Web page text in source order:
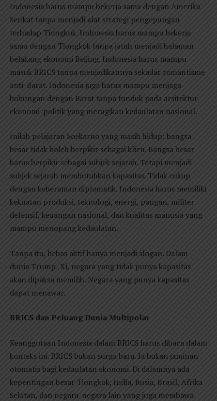
Indonesia harus mampu bekerja sama dengan Amerika
Serikat tanpa menjadi alat strategi pengepungan
terhadap Tiongkok. Indonesia harus mampu bekerja
sama dengan Tiongkok tanpa jatuh menjadi halaman
belakang ekonomi Beijing. Indonesia harus mampu
masuk BRICS tanpa menjadikannya sekadar romantisme
anti-Barat. Indonesia juga harus mampu menjaga
hubungan dengan Barat tanpa tunduk pada arsitektur
ekonomi-politik yang merugikan kedaulatan nasional.
Inilah pelajaran Soekarno yang masih hidup: bangsa
besar tidak boleh berpikir sebagai klien. Bangsa besar
harus berpikir sebagai subjek sejarah. Tetapi menjadi
subjek sejarah membutuhkan kapasitas. Tidak cukup
dengan keberanian diplomatik. Indonesia harus memiliki
kekuatan produksi, teknologi, energi, pangan, militer
defensif, keuangan nasional, dan kualitas manusia yang
mampu menopang kedaulatan.
Tanpa itu, bebas aktif hanya menjadi slogan. Dalam
dunia Trump–Xi, negara yang tidak punya kapasitas
akan dipaksa memilih. Negara yang punya kapasitas
dapat menawar.
BRICS dan Peluang Dunia Multipolar
Keanggotaan Indonesia dalam BRICS harus dibaca dalam
konteks ini. BRICS bukan surga baru. Ia bukan jaminan
otomatis bagi kedaulatan ekonomi. Di dalamnya ada
kepentingan besar Tiongkok, India, Rusia, Brasil, Afrika
Selatan, dan negara-negara lain yang juga membawa